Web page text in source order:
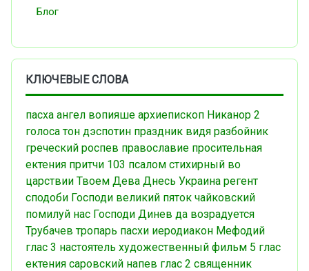
Блог
КЛЮЧЕВЫЕ СЛОВА
пасха ангел вопияше архиепископ Никанор 2
голоса тон дэспотин праздник видя разбойник
греческий роспев православие просительная
ектения притчи 103 псалом стихирный во
царствии Твоем Дева Днесь Украина регент
сподоби Господи великий пяток чайковский
помилуй нас Господи Динев да возрадуется
Трубачев тропарь пасхи иеродиакон Мефодий
глас 3 настоятель художественный фильм 5 глас
ектения саровский напев глас 2 священник